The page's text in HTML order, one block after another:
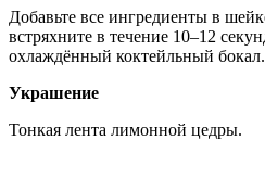
Добавьте все ингредиенты в
встряхните в течение 10–12
охлаждённый коктейльный бокал.
Украшение
Тонкая лента лимонной цедры.